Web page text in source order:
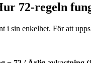
72-regeln
i sin enkelhet. För att